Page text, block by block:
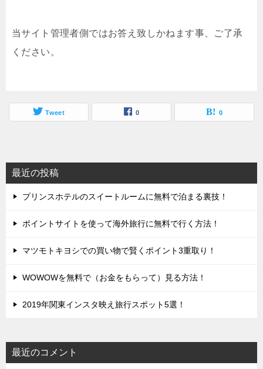
当サイト管理者側ではお答え致しかねます事、ご了承
ください。
Tweet 0 0
最近の投稿
プリンスホテルのスイートルームに無料で泊まる裏技！
ポイントサイトを使って海外旅行に無料で行く方法！
マツモトキヨシでの買い物で賢くポイント3重取り！
WOWOWを無料で（お金をもらって）見る方法！
2019年関東インスタ映え旅行スポット5選！
最近のコメント